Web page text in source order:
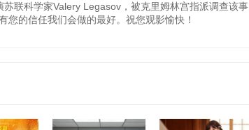
联科学家Valery Legasov，被克里姆林宫指派调查该事
的信任我们会做的最好。祝您观影愉快！